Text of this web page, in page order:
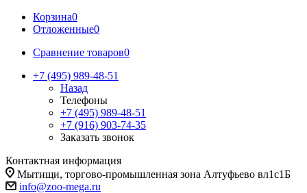
Корзина0
Отложенные0
Сравнение товаров0
+7 (495) 989-48-51
Назад
Телефоны
+7 (495) 989-48-51
+7 (916) 903-74-35
Заказать звонок
Контактная информация
Мытищи, торгово-промышленная зона Алтуфьево вл1с1Б
info@zoo-mega.ru